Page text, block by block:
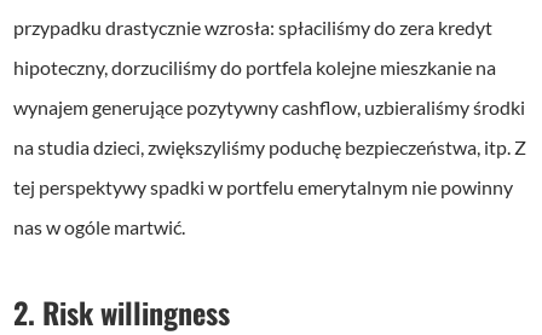
przypadku drastycznie wzrosła: spłaciliśmy do zera kredyt
hipoteczny, dorzuciliśmy do portfela kolejne mieszkanie na
wynajem generujące pozytywny cashflow, uzbieraliśmy środki
na studia dzieci, zwiększyliśmy poduchę bezpieczeństwa, itp. Z
tej perspektywy spadki w portfelu emerytalnym nie powinny
nas w ogóle martwić.
2. Risk willingness